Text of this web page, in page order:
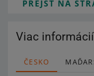
PREJSŤ NA
Viac
ČESKO